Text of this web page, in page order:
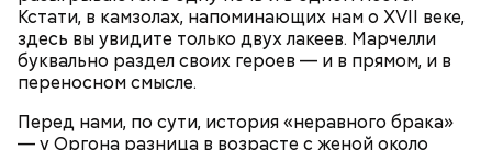
Кстати, в камзолах, напоминающих нам о XVII веке,
здесь вы увидите только двух лакеев. Марчелли
буквально раздел своих героев — и в прямом, и в
переносном смысле.
Перед нами, по сути, история «неравного брака»
— у Оргона разница в возрасте с женой около